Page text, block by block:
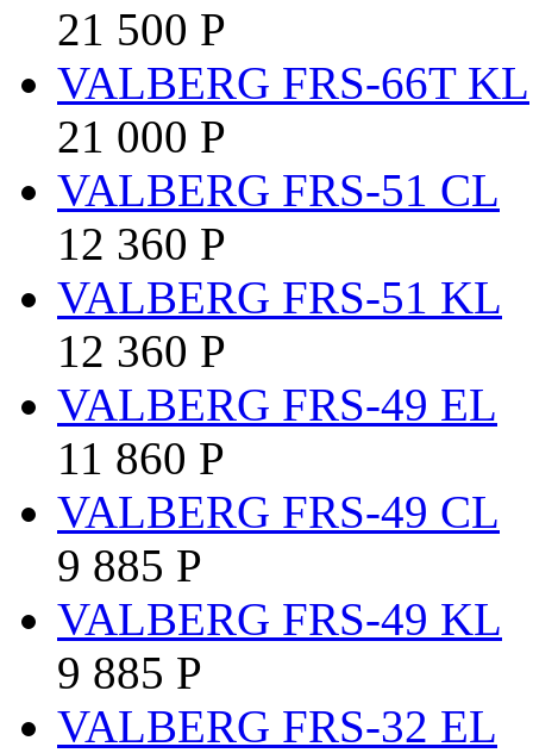
21 500 Р
VALBERG FRS-66T KL
21 000 Р
VALBERG FRS-51 CL
12 360 Р
VALBERG FRS-51 KL
12 360 Р
VALBERG FRS-49 EL
11 860 Р
VALBERG FRS-49 CL
9 885 Р
VALBERG FRS-49 KL
9 885 Р
VALBERG FRS-32 EL